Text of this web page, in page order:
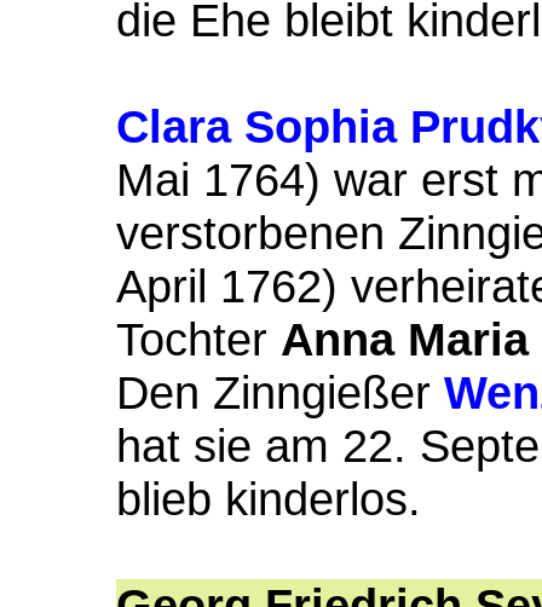
die Ehe bleibt
Clara Sophia
Mai 1764) war erst
verstorbenen
April 1762)
Tochter Anna
Den Zinngießer
hat sie am 22.
blieb kinderlos.